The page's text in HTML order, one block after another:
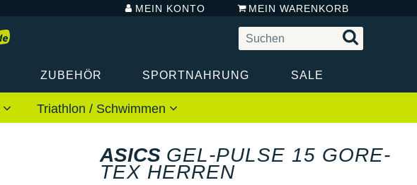
MEIN KONTO MEIN WARENKORB
ZUBEHÖR SPORTNAHRUNG SALE
Triathlon / Schwimmen
ASICS GEL-PULSE 15 GORE-
TEX HERREN